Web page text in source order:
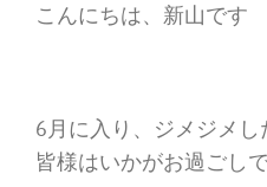
こんにちは、新山です
6月に入り、ジメジメ
皆様はいかがお過ごし